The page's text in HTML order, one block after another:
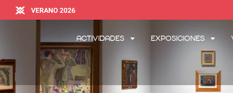
VERANO 2026
Actividades Exposiciones